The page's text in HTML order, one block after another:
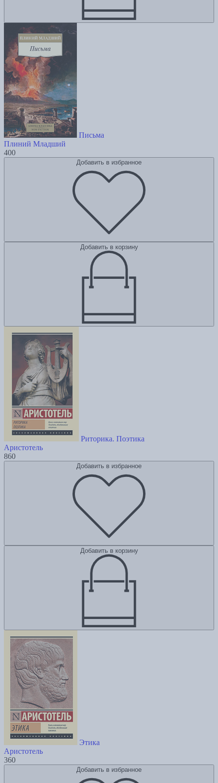
Письма
Плиний Младший
400
Добавить в избранное
Добавить в корзину
Риторика. Поэтика
Аристотель
860
Добавить в избранное
Добавить в корзину
Этика
Аристотель
360
Добавить в избранное